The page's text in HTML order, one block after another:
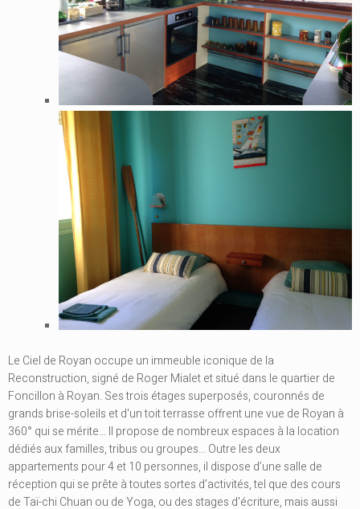
Le Ciel de Royan occupe un immeuble iconique de la
Reconstruction, signé de Roger Mialet et situé dans le quartier de
Foncillon à Royan. Ses trois étages superposés, couronnés de
grands brise-soleils et d'un toit terrasse offrent une vue de Royan à
360° qui se mérite… Il propose de nombreux espaces à la location
dédiés aux familles, tribus ou groupes... Outre les deux
appartements pour 4 et 10 personnes, il dispose d’une salle de
réception qui se prête à toutes sortes d’activités, tel que des cours
de Taï-chi Chuan ou de Yoga, ou des stages d'écriture, mais aussi